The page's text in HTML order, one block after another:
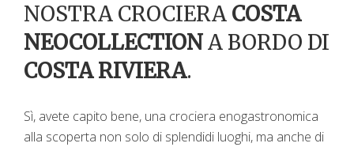
NOSTRA CROCIERA COSTA
NEOCOLLECTIONA BORDO DI
COSTA RIVIERA.
Sì, avete capito bene, una crociera enogastronomica
alla scoperta non solo di splendidi luoghi, ma anche di